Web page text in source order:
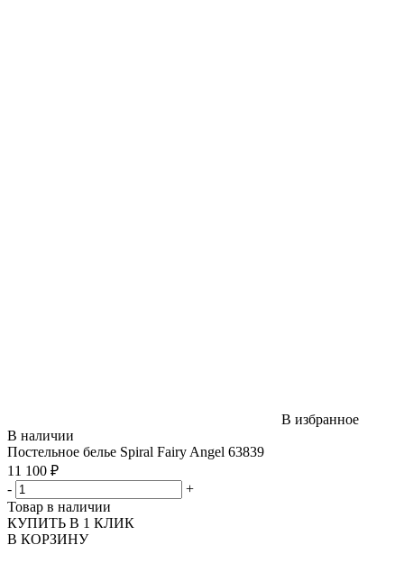
В избранное
В наличии
Постельное белье Spiral Fairy Angel 63839
11 100 ₽
-
+
Товар в наличии
КУПИТЬ В 1 КЛИК
В КОРЗИНУ